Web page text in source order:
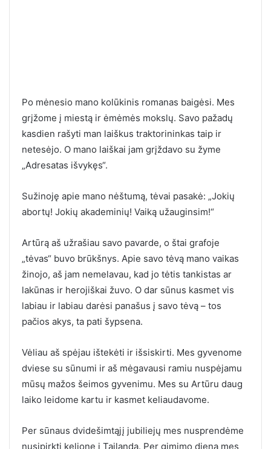
Po mėnesio mano kolūkinis romanas baigėsi. Mes
grįžome į miestą ir ėmėmės mokslų. Savo pažadų
kasdien rašyti man laiškus traktorininkas taip ir
netesėjo. O mano laiškai jam grįždavo su žyme
„Adresatas išvykęs“.
Sužinoję apie mano nėštumą, tėvai pasakė: „Jokių
abortų! Jokių akademinių! Vaiką užauginsim!“
Artūrą aš užrašiau savo pavarde, o štai grafoje
„tėvas“ buvo brūkšnys. Apie savo tėvą mano vaikas
žinojo, aš jam nemelavau, kad jo tėtis tankistas ar
lakūnas ir herojiškai žuvo. O dar sūnus kasmet vis
labiau ir labiau darėsi panašus į savo tėvą – tos
pačios akys, ta pati šypsena.
Vėliau aš spėjau ištekėti ir išsiskirti. Mes gyvenome
dviese su sūnumi ir aš mėgavausi ramiu nuspėjamu
mūsų mažos šeimos gyvenimu. Mes su Artūru daug
laiko leidome kartu ir kasmet keliaudavome.
Per sūnaus dvidešimtąjį jubiliejų mes nusprendėme
nusipirkti kelionę į Tailandą. Per gimimo dieną mes